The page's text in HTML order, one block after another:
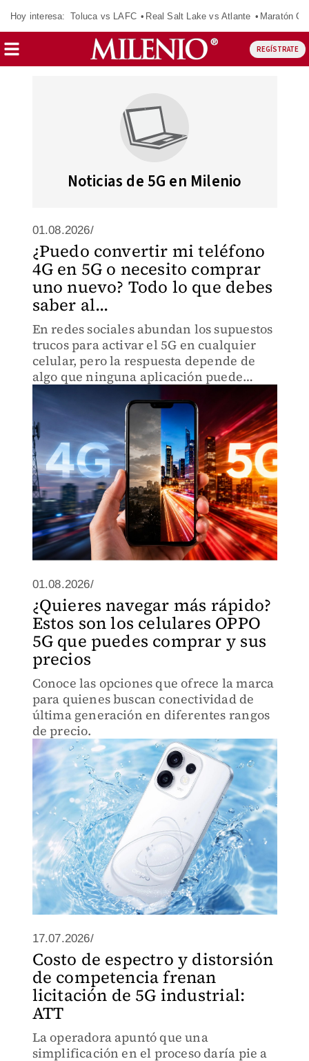
Hoy interesa: Toluca vs LAFC Real Salt Lake vs Atlante Maratón
REGÍSTRATE
Noticias de 5G en Milenio
01.08.2026/
¿Puedo convertir mi teléfono
4G en 5G o necesito comprar
uno nuevo? Todo lo que debes
saber al...
En redes sociales abundan los supuestos
trucos para activar el 5G en cualquier
celular, pero la respuesta depende de
algo que ninguna aplicación puede
cambiar.
01.08.2026/
¿Quieres navegar más rápido?
Estos son los celulares OPPO
5G que puedes comprar y sus
precios
Conoce las opciones que ofrece la marca
para quienes buscan conectividad de
última generación en diferentes rangos
de precio.
17.07.2026/
Costo de espectro y distorsión
de competencia frenan
licitación de 5G industrial:
ATT
La operadora apuntó que una
simplificación en el proceso daría pie a